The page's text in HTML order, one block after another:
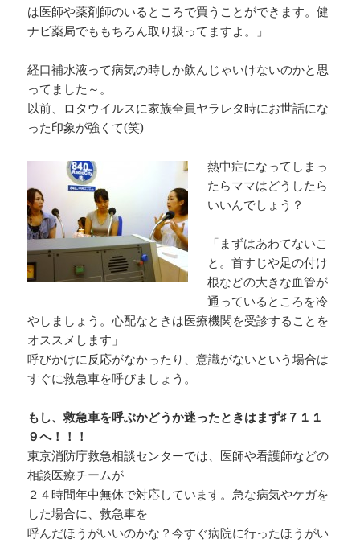
は医師や薬剤師のいるところで買うことができます。健
ナビ薬局でももちろん取り扱ってますよ。」
経口補水液って病気の時しか飲んじゃいけないのかと思
ってました～。
以前、ロタウイルスに家族全員ヤラレタ時にお世話にな
った印象が強くて(笑)
熱中症になってしまっ
たらママはどうしたら
いいんでしょう？
「まずはあわてないこ
と。首すじや足の付け
根などの大きな血管が
通っているところを冷
やしましょう。心配なときは医療機関を受診することを
オススメします」
呼びかけに反応がなかったり、意識がないという場合は
すぐに救急車を呼びましょう。
もし、救急車を呼ぶかどうか迷ったときはまず♯７１１
９へ！！！
東京消防庁救急相談センターでは、医師や看護師などの
相談医療チームが
２４時間年中無休で対応しています。急な病気やケガを
した場合に、救急車を
呼んだほうがいいのかな？今すぐ病院に行ったほうがい